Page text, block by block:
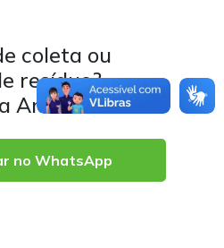
coleta ou
resíduo?
Ambiental.
no WhatsApp